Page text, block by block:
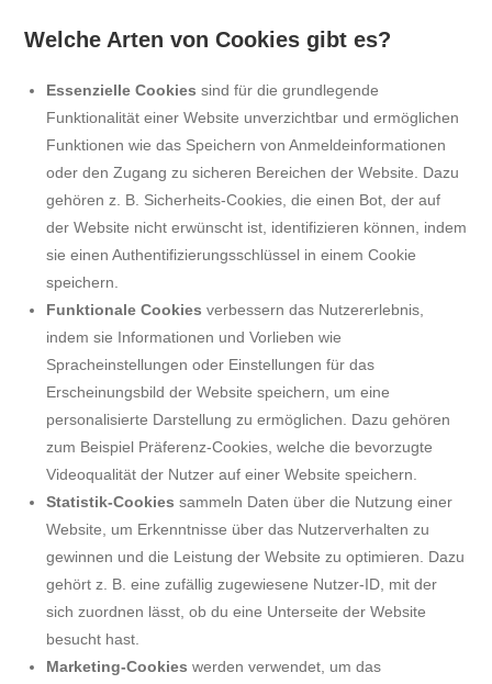
Welche Arten von Cookies gibt es?
Essenzielle Cookies sind für die grundlegende
Funktionalität einer Website unverzichtbar und ermöglichen
Funktionen wie das Speichern von Anmeldeinformationen
oder den Zugang zu sicheren Bereichen der Website. Dazu
gehören z. B. Sicherheits-Cookies, die einen Bot, der auf
der Website nicht erwünscht ist, identifizieren können, indem
sie einen Authentifizierungsschlüssel in einem Cookie
speichern.
Funktionale Cookies verbessern das Nutzererlebnis,
indem sie Informationen und Vorlieben wie
Spracheinstellungen oder Einstellungen für das
Erscheinungsbild der Website speichern, um eine
personalisierte Darstellung zu ermöglichen. Dazu gehören
zum Beispiel Präferenz-Cookies, welche die bevorzugte
Videoqualität der Nutzer auf einer Website speichern.
Statistik-Cookies sammeln Daten über die Nutzung einer
Website, um Erkenntnisse über das Nutzerverhalten zu
gewinnen und die Leistung der Website zu optimieren. Dazu
gehört z. B. eine zufällig zugewiesene Nutzer-ID, mit der
sich zuordnen lässt, ob du eine Unterseite der Website
besucht hast.
Marketing-Cookies werden verwendet, um das